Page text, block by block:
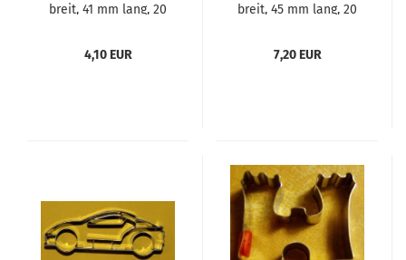
breit, 41 mm lang, 20
4,10 EUR
breit, 45 mm lang, 20
7,20 EUR